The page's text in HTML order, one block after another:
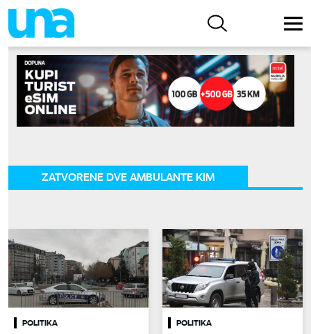
ZATVORENE DVE AMBULANTE KIM
POLITIKA POLITIKA